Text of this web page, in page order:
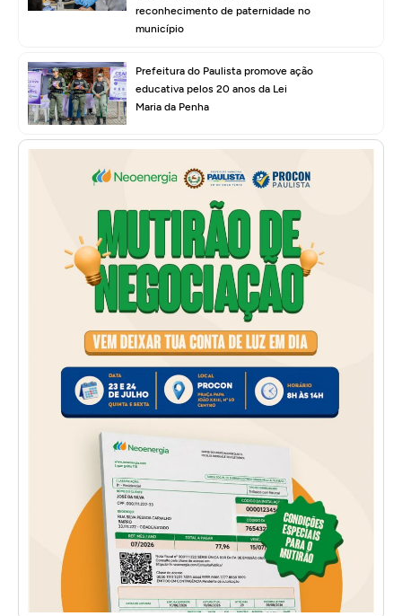
reconhecimento de paternidade no
município
Prefeitura do Paulista promove ação
educativa pelos 20 anos da Lei
Maria da Penha